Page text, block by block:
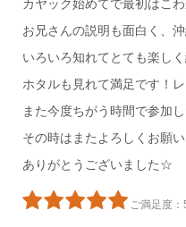
カヤック始めてで最初はこわ
お兄さんの説明も面白く、
いろいろ知れてとても楽し
ホタルも見れて満足です！
また今度ちがう時間で参加
その時はまたよろしくお願い
ありがとうございました☆
ご満足度：